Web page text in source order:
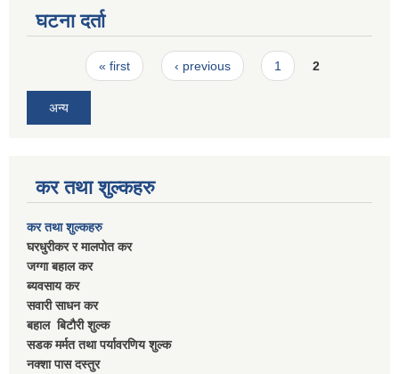
घटना दर्ता
Pages« first ‹ previous 1 2
अन्य
कर तथा शुल्कहरु
कर तथा शुल्कहरु
घरधुरीकर र मालपाेत कर
जग्गा बहाल कर
ब्यवसाय कर
सवारी साधन कर
बहाल बिटाैरी शुल्क
सडक मर्मत तथा पर्यावरणिय शुल्क
नक्शा पास दस्तुर